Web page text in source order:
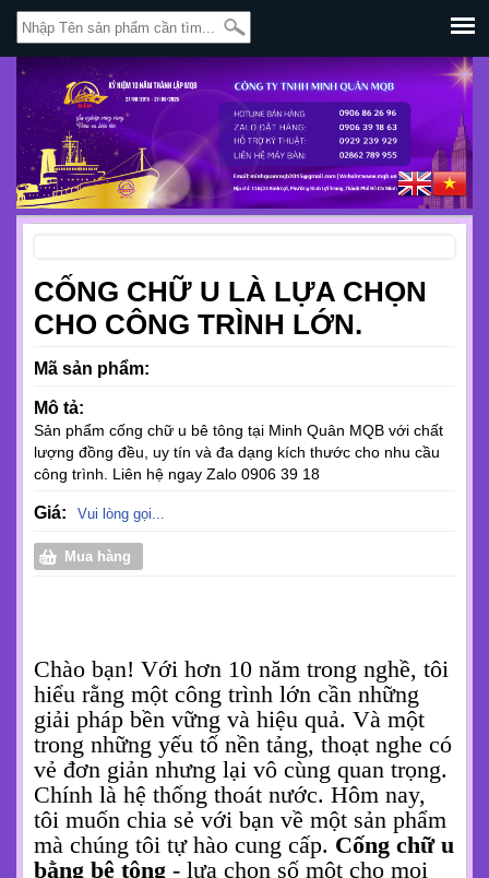
CỐNG CHỮ U LÀ LỰA CHỌN
CHO CÔNG TRÌNH LỚN.
Mã sản phẩm:
Mô tả:
Sản phẩm cống chữ u bê tông tại Minh Quân MQB với chất
lượng đồng đều, uy tín và đa dạng kích thước cho nhu cầu
công trình. Liên hệ ngay Zalo 0906 39 18